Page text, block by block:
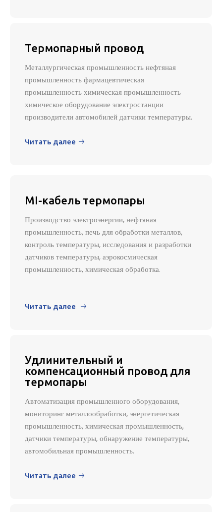
Термопарный провод
Металлургическая промышленность нефтяная
промышленность фармацевтическая
промышленность химическая промышленность
химическое оборудование электростанции
производители автомобилей датчики температуры.
Читать далее 
MI-кабель термопары
Производство электроэнергии, нефтяная
промышленность, печь для обработки металлов,
контроль температуры, исследования и разработки
датчиков температуры, аэрокосмическая
промышленность, химическая обработка.
Читать далее 
Удлинительный и
компенсационный провод для
термопары
Автоматизация промышленного оборудования,
мониторинг металлообработки, энергетическая
промышленность, химическая промышленность,
датчики температуры, обнаружение температуры,
автомобильная промышленность.
Читать далее 